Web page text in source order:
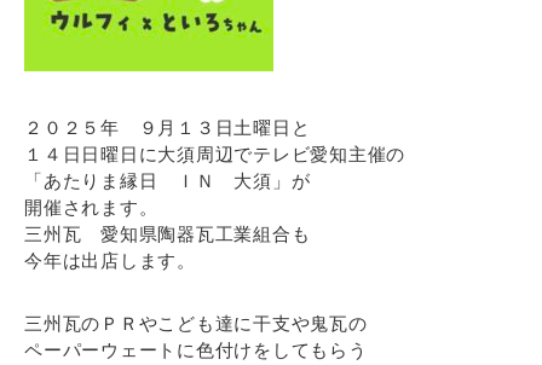
２０２５年 ９月１３日土曜日と
１４日日曜日に大須周辺でテレビ愛知主催の
「あたりま縁日 ＩＮ 大須」が
開催されます。
三州瓦 愛知県陶器瓦工業組合も
今年は出店します。
三州瓦のＰＲやこども達に干支や鬼瓦の
ペーパーウェートに色付けをしてもらう